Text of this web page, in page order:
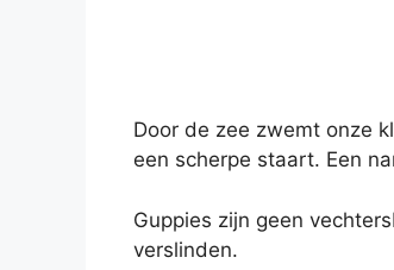
Door de zee zwemt onze
een scherpe staart. Een
Guppies zijn geen
verslinden.